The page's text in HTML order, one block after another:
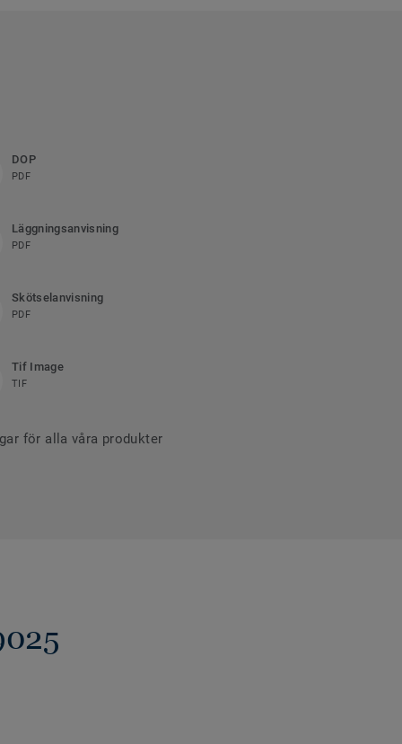
DOP
PDF
Läggningsanvisning
PDF
Skötselanvisning
PDF
Tif Image
TIF
för alla våra produkter